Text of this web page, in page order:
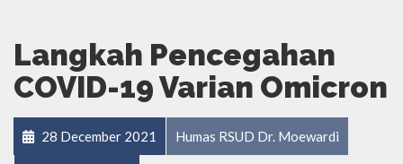
Langkah Pencegahan
COVID-19 Varian Omicron
28 December 2021 Humas RSUD Dr. Moewardi